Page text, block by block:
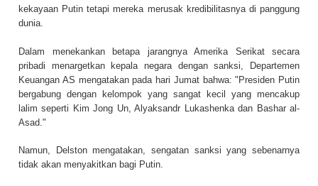
kekayaan Putin tetapi mereka merusak kredibilitasnya di panggung
dunia.
Dalam menekankan betapa jarangnya Amerika Serikat secara
pribadi menargetkan kepala negara dengan sanksi, Departemen
Keuangan AS mengatakan pada hari Jumat bahwa: "Presiden Putin
bergabung dengan kelompok yang sangat kecil yang mencakup
lalim seperti Kim Jong Un, Alyaksandr Lukashenka dan Bashar al-
Asad."
Namun, Delston mengatakan, sengatan sanksi yang sebenarnya
tidak akan menyakitkan bagi Putin.